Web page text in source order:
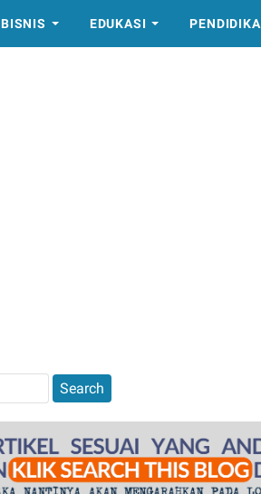
BISNIS EDUKASI